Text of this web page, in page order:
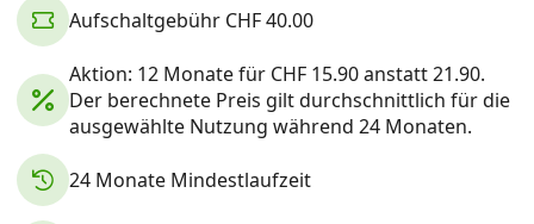
Über uns
Datenschutz
Aufschaltgebühr CHF 40.00
Aktion: 12 Monate für CHF 15.90 anstatt 21.90.
Der berechnete Preis gilt durchschnittlich für die
ausgewählte Nutzung während 24 Monaten.
24 Monate Mindestlaufzeit